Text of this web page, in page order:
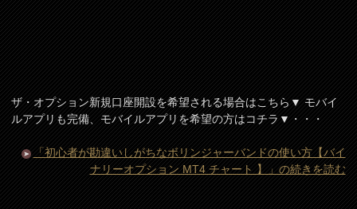
ザ・オプション新規口座開設を希望される場合はこちら▼ モバイ
ルアプリも完備、モバイルアプリを希望の方はコチラ▼・・・
「初心者が勘違いしがちなボリンジャーバンドの使い方【バイ
ナリーオプション MT4 チャート 】」の続きを読む